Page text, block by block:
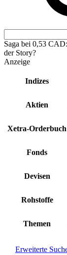
Saga bei 0,53
der Story?
Anzeige
Indizes
Aktien
Xetra-Orderbuch
Fonds
Devisen
Rohstoffe
Themen
Erweiterte